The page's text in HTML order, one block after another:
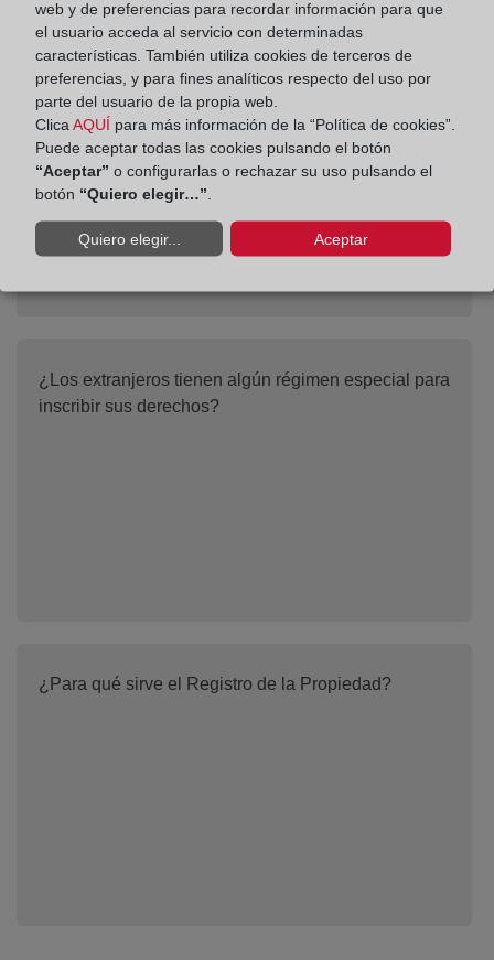
¿Existe algún servicio que permita la petición
automatizada de información registral?
¿Los extranjeros tienen algún régimen especial para
inscribir sus derechos?
¿Para qué sirve el Registro de la Propiedad?
web y de preferencias para recordar información para que
el usuario acceda al servicio con determinadas
características. También utiliza cookies de terceros de
preferencias, y para fines analíticos respecto del uso por
parte del usuario de la propia web.
Clica AQUÍ para más información de la “Política de cookies”.
Puede aceptar todas las cookies pulsando el botón
“Aceptar” o configurarlas o rechazar su uso pulsando el
botón “Quiero elegir…”
Quiero elegir... Aceptar